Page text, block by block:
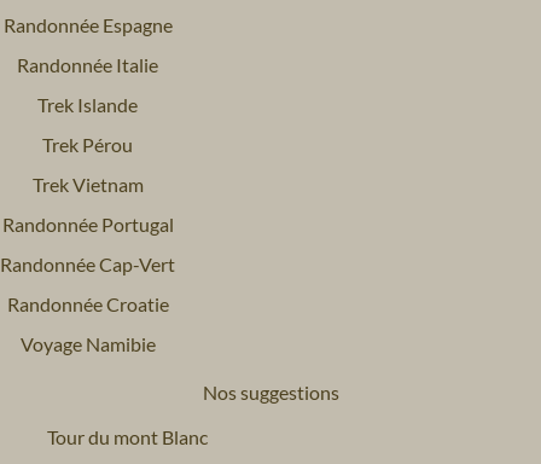
Randonnée Espagne
Randonnée Italie
Trek Islande
Trek Pérou
Trek Vietnam
Randonnée Portugal
Randonnée Cap-Vert
Randonnée Croatie
Voyage Namibie
Nos suggestions
Tour du mont Blanc